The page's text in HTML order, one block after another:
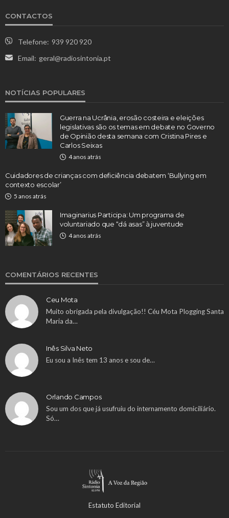
CONTACTOS
Telefone: 939 920 920
Email: geral@radiosintonia.pt
NOTÍCIAS POPULARES
Guerra na Ucrânia, erosão costeira e eleições
legislativas são os temas em debate no Governo
de Opinião desta semana com Cristina Pires e
Carlos Seixas
4 anos atrás
Cuidadores de crianças com deficiência debatem ‘Bullying em
contexto escolar’
5 anos atrás
Imaginarius Participa: Um programa de
voluntariado que “dá asas” à juventude
4 anos atrás
COMENTÁRIOS RECENTES
Ceu Mota
Muito obrigada pela divulgação!! Céu Mota Plogging Santa
Maria da…
Inês Silva Neto
Eu sou a Inês tem 13 anos e sou de…
Orlando Campos
Sou um dos que já usufruiu do internamento domiciliário.
Só…
Estatuto Editorial